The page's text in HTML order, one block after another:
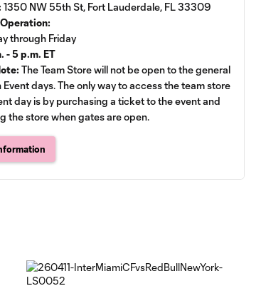
1350 NW 55th St, Fort Lauderdale, FL 33309
through Friday
- 5 p.m. ET
The Team Store will not be open to the general
Event days. The only way to access the team store
day is by purchasing a ticket to the event and
the store when gates are open.